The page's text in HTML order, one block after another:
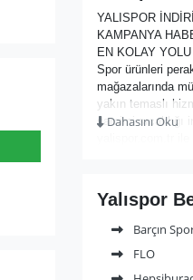
YALISPOR
KAMPANYA
EN KOLAY
Spor ürünleri
mağazalarında
yakın temaslı
samimi sıcaklığı
sağlamaktadır.
kurulan marka,
dünyaca tanınan
çeşitlilik ve uygun
tüketicilerine
Dahasını Oku
Yalıspor
Barçın
FLO